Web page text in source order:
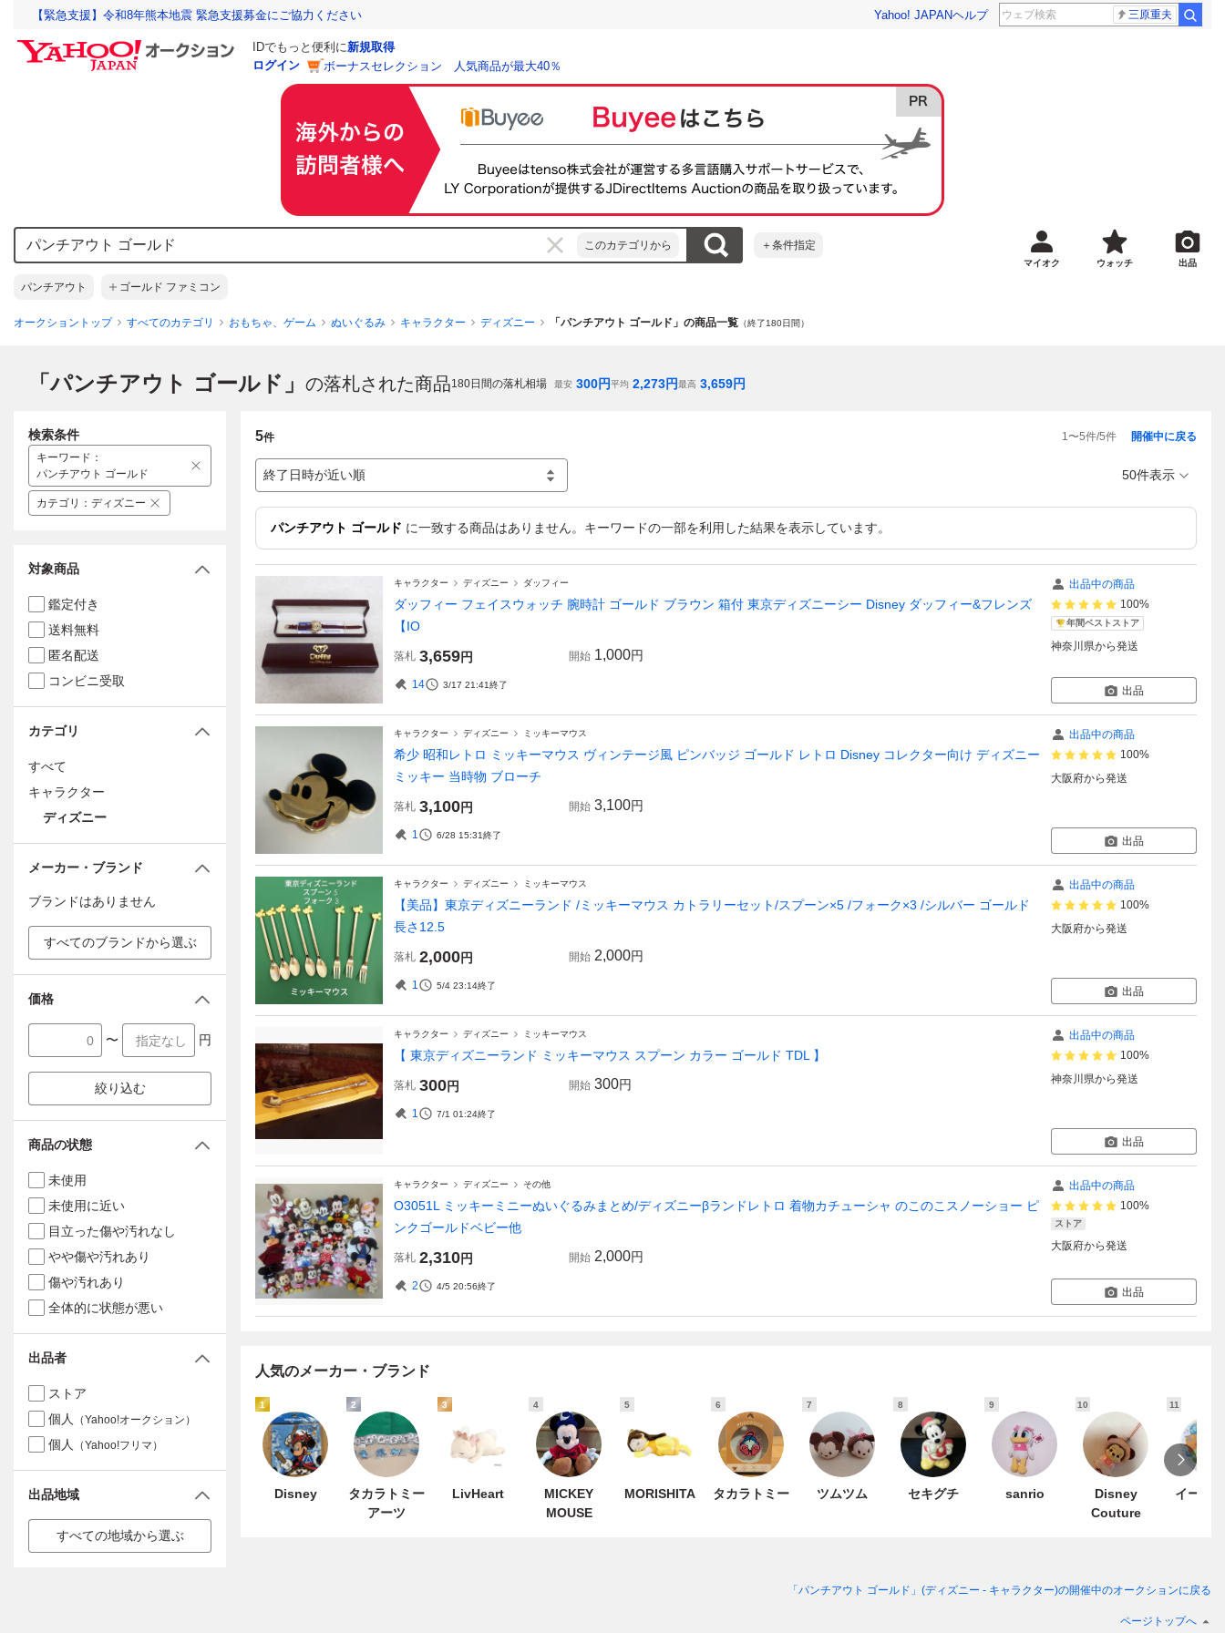
【緊急支援】令和8年熊本地震 緊急支援募金にご協力ください Yahoo! JAPANヘルプ 三原重夫
IDでもっと便利に新規取得
ログイン
ボーナスセレクション 人気商品が最大40％
このカテゴリから ＋条件指定
パンチアウト ゴールド ファミコン
マイオク ウォッチ 出品
オークショントップ すべてのカテゴリ おもちゃ、ゲーム ぬいぐるみ キャラクター ディズニー 「パンチアウト ゴールド」の商品一覧 （終了180日間）
「パンチアウト ゴールド」 の落札された商品180日間の落札相場 最安 300円平均 2,273円最高 3,659円
5件 1〜5件/5件
終了日時が近い順
開催中に戻る
50件表示
パンチアウト ゴールド に一致する商品はありません。キーワードの一部を利用した結果を表示しています。
キャラクター ディズニー ダッフィー
ダッフィー フェイスウォッチ 腕時計 ゴールド ブラウン 箱付 東京ディズニーシー Disney ダッフィー&フレンズ
【IO
落札 3,659円 開始 1,000円
14 3/17 21:41終了
出品中の商品
100%
年間ベストストア
神奈川県から発送
出品
キャラクター ディズニー ミッキーマウス
希少 昭和レトロ ミッキーマウス ヴィンテージ風 ピンバッジ ゴールド レトロ Disney コレクター向け ディズニー
ミッキー 当時物 ブローチ
落札 3,100円 開始 3,100円
1 6/28 15:31終了
出品中の商品
100%
大阪府から発送
出品
キャラクター ディズニー ミッキーマウス
【美品】東京ディズニーランド /ミッキーマウス カトラリーセット/スプーン×5 /フォーク×3 /シルバー ゴールド
長さ12.5
落札 2,000円 開始 2,000円
1 5/4 23:14終了
出品中の商品
100%
大阪府から発送
出品
キャラクター ディズニー ミッキーマウス
【 東京ディズニーランド ミッキーマウス スプーン カラー ゴールド TDL 】
落札 300円 開始 300円
1 7/1 01:24終了
出品中の商品
100%
神奈川県から発送
出品
キャラクター ディズニー その他
O3051L ミッキーミニーぬいぐるみまとめ/ディズニーβランドレトロ 着物カチューシャ のこのこスノーショー ピ
ンクゴールドベビー他
落札 2,310円 開始 2,000円
2 4/5 20:56終了
出品中の商品
100%
ストア
大阪府から発送
出品
人気のメーカー・ブランド
1
Disney
2
タカラトミー
アーツ
3
LivHeart
4
MICKEY
MOUSE
5
MORISHITA
6
タカラトミー
7
ツムツム
8
セキグチ
9
sanrio
10
Disney
Couture
11
イース
検索条件
キーワード ：
パンチアウト ゴールド
カテゴリ ： ディズニー
対象商品
鑑定付き
送料無料
匿名配送
コンビニ受取
カテゴリ
すべて
キャラクター
ディズニー
メーカー・ブランド
ブランドはありません
すべてのブランドから選ぶ
価格
〜 円
絞り込む
商品の状態
未使用
未使用に近い
目立った傷や汚れなし
やや傷や汚れあり
傷や汚れあり
全体的に状態が悪い
出品者
ストア
個人
（Yahoo!オークション）
個人 （Yahoo!フリマ）
出品地域
すべての地域から選ぶ
「パンチアウト ゴールド」(ディズニー - キャラクター)の開催中のオークションに戻る
ページトップへ